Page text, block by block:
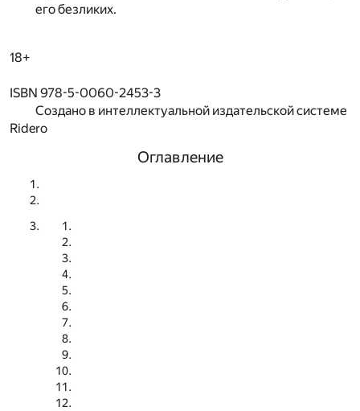
его безликих.
18+
ISBN 978-5-0060-2453-3
Создано в интеллектуальной издательской системе
Ridero
Оглавление